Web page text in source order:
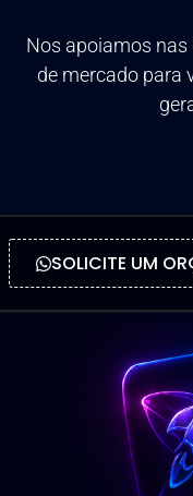
Nos apoiamos
de mercado para
SOLICITE UM